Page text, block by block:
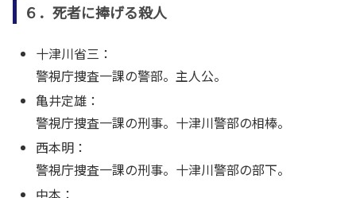
６．死者に捧げる殺人
十津川省三：
警視庁捜査一課の警部。主人公。
亀井定雄：
警視庁捜査一課の刑事。十津川警部の相棒。
西本明：
警視庁捜査一課の刑事。十津川警部の部下。